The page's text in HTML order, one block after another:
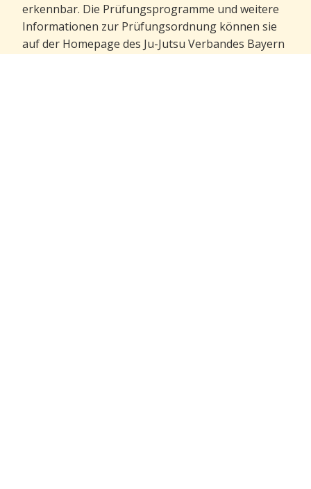
erkennbar. Die Prüfungsprogramme und weitere
Informationen zur Prüfungsordnung können sie
auf der Homepage des Ju-Jutsu Verbandes Bayern